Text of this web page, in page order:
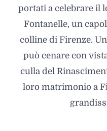
portati a celebrare il
Fontanelle, un
colline di Firenze.
può cenare con
culla del
loro matrimonio a